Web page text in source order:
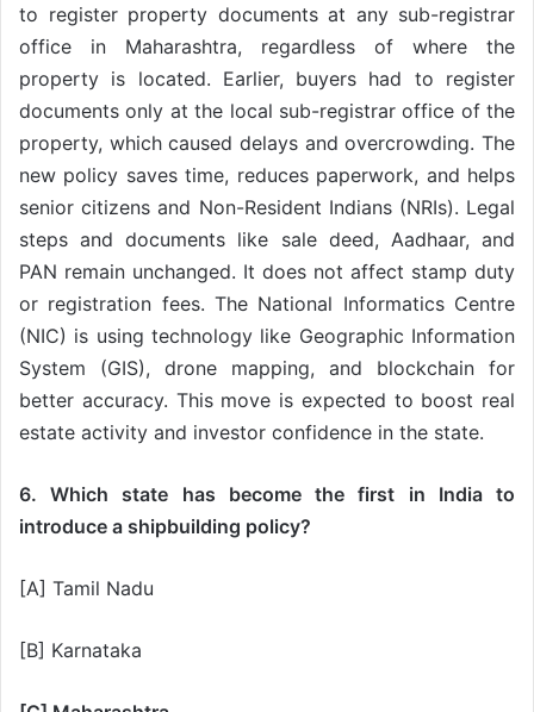
to register property documents at any sub-registrar
office in Maharashtra, regardless of where the
property is located. Earlier, buyers had to register
documents only at the local sub-registrar office of the
property, which caused delays and overcrowding. The
new policy saves time, reduces paperwork, and helps
senior citizens and Non-Resident Indians (NRIs). Legal
steps and documents like sale deed, Aadhaar, and
PAN remain unchanged. It does not affect stamp duty
or registration fees. The National Informatics Centre
(NIC) is using technology like Geographic Information
System (GIS), drone mapping, and blockchain for
better accuracy. This move is expected to boost real
estate activity and investor confidence in the state.
6. Which state has become the first in India to
introduce a shipbuilding policy?
[A] Tamil Nadu
[B] Karnataka